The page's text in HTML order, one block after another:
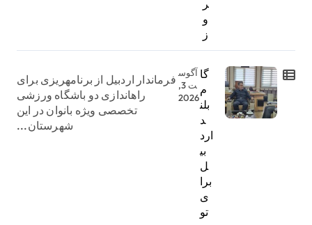
ر
و
ز
گا
م
بلن
د
ارد
بی
ل
برا
ی
تو
آگوس
ت 3,
2026
فرماندار اردبیل از برنامهریزی برای
راهاندازی دو باشگاه ورزشی
تخصصی ویژه بانوان در این
شهرستان...